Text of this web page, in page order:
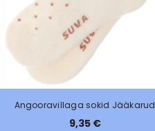
Angooravillaga sokid Jääkarud
9,35 €